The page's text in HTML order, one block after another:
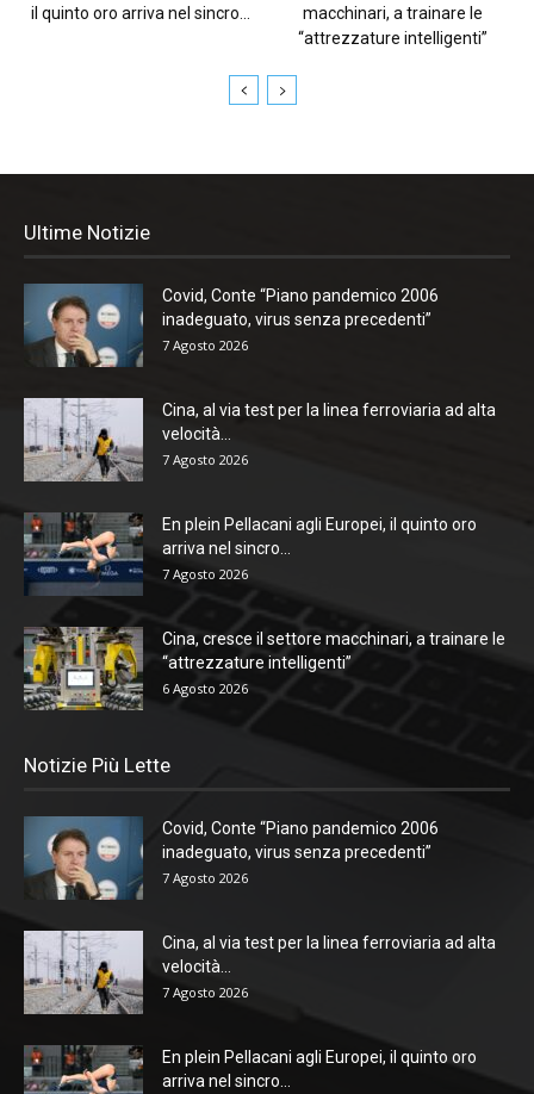
il quinto oro arriva nel sincro...
macchinari, a trainare le
“attrezzature intelligenti”
Ultime Notizie
Covid, Conte “Piano pandemico 2006
inadeguato, virus senza precedenti”
7 Agosto 2026
Cina, al via test per la linea ferroviaria ad alta
velocità...
7 Agosto 2026
En plein Pellacani agli Europei, il quinto oro
arriva nel sincro...
7 Agosto 2026
Cina, cresce il settore macchinari, a trainare le
“attrezzature intelligenti”
6 Agosto 2026
Notizie Più Lette
Covid, Conte “Piano pandemico 2006
inadeguato, virus senza precedenti”
7 Agosto 2026
Cina, al via test per la linea ferroviaria ad alta
velocità...
7 Agosto 2026
En plein Pellacani agli Europei, il quinto oro
arriva nel sincro...